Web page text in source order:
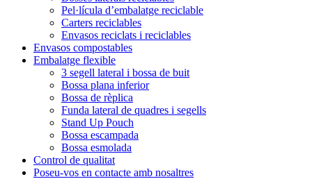
Pel·lícula d’embalatge reciclable
Carters reciclables
Envasos reciclats i reciclables
Envasos compostables
Embalatge flexible
3 segell lateral i bossa de buit
Bossa plana inferior
Bossa de rèplica
Funda lateral de quadres i segells
Stand Up Pouch
Bossa escampada
Bossa esmolada
Control de qualitat
Poseu-vos en contacte amb nosaltres